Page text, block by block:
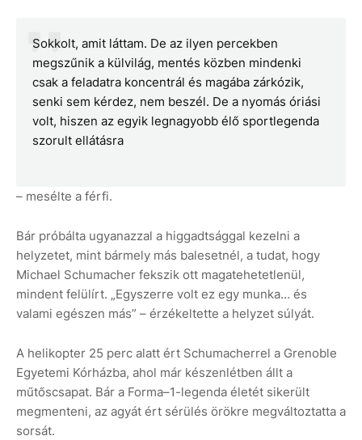
Sokkolt, amit láttam. De az ilyen percekben
megszűnik a külvilág, mentés közben mindenki
csak a feladatra koncentrál és magába zárkózik,
senki sem kérdez, nem beszél. De a nyomás óriási
volt, hiszen az egyik legnagyobb élő sportlegenda
szorult ellátásra
– mesélte a férfi.
Bár próbálta ugyanazzal a higgadtsággal kezelni a
helyzetet, mint bármely más balesetnél, a tudat, hogy
Michael Schumacher fekszik ott magatehetetlenül,
mindent felülírt. „Egyszerre volt ez egy munka… és
valami egészen más” – érzékeltette a helyzet súlyát.
A helikopter 25 perc alatt ért Schumacherrel a Grenoble
Egyetemi Kórházba, ahol már készenlétben állt a
műtőscsapat. Bár a Forma–1-legenda életét sikerült
megmenteni, az agyát ért sérülés örökre megváltoztatta a
sorsát.